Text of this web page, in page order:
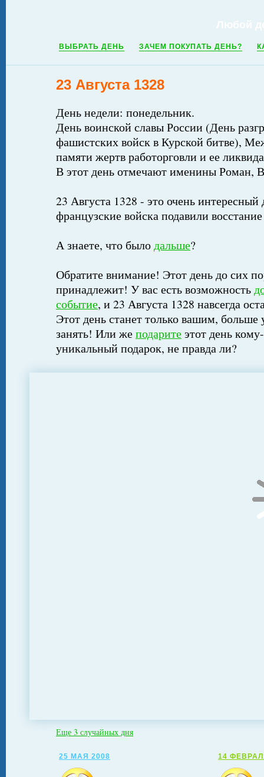
ВЫБРАТЬ ДЕНЬ ЗАЧЕМ ПОКУПАТЬ ДЕНЬ?
23 Августа 1328
День недели: понедельник.
День воинской славы России (День
фашистских войск в Курской битве),
памяти жертв работорговли и ее
В этот день отмечают именины Роман,
23 Августа 1328 - это очень интересный
французские войска подавили
А знаете, что былодальше?
Обратите внимание! Этот день до сих
принадлежит! У вас есть возможность
событие, и 23 Августа 1328 навсегда
Этот день станет только вашим,
занять! Или жеподаритеэтот день
уникальный подарок, не правда ли?
Еще 3 случайных дня
25 МАЯ 2008 14